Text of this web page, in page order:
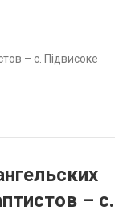
– с. Підвисоке
– с.